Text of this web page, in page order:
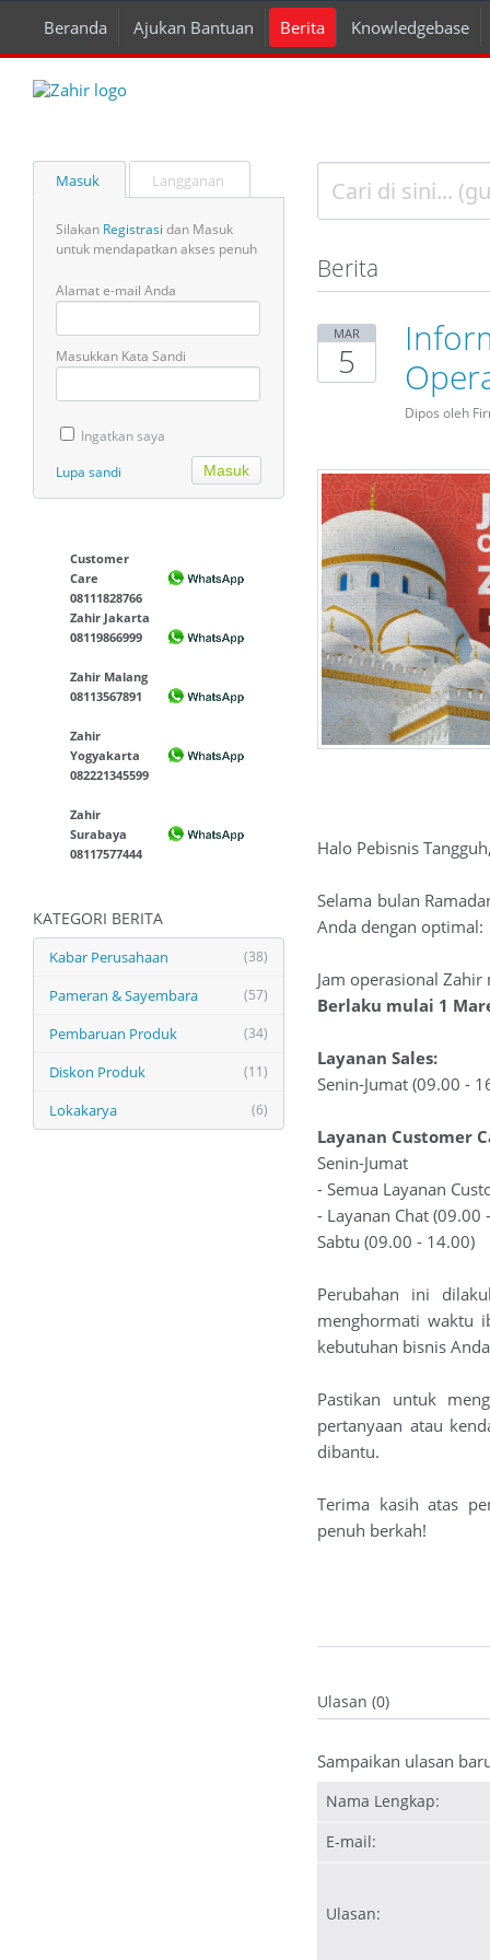
Beranda Ajukan Bantuan Berita Knowledgebase
Masuk Langganan
Silakan Registrasi dan Masuk
untuk mendapatkan akses penuh
Alamat e-mail Anda
Masukkan Kata Sandi
Ingatkan saya
Lupa sandi
Customer
Care
08111828766
Zahir Jakarta
08119866999
Zahir Malang
08113567891
Zahir
Yogyakarta
082221345599
Zahir
Surabaya
08117577444
KATEGORI BERITA
(38)
Kabar Perusahaan
(57)
Pameran & Sayembara
(34)
Pembaruan Produk
(11)
Diskon Produk
(6)
Lokakarya
Berita
MAR
5
Dipos oleh
Halo Pebisnis
Selama bulan
Anda dengan optimal:
Jam operasional
Berlaku mulai 1
Layanan Sales:
Senin-Jumat (09.00 -
Layanan Customer
Senin-Jumat
- Semua Layanan
- Layanan Chat (09.00
Sabtu (09.00 - 14.00)
Perubahan ini
menghormati waktu
kebutuhan bisnis
Pastikan untuk
pertanyaan atau
dibantu.
Terima kasih atas
penuh berkah!
Ulasan (0)
Sampaikan ulasan
Nama Lengkap:
E-mail:
Ulasan: